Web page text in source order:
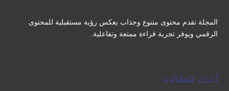
المجلة تقدم محتوى متنوع وجذاب يعكس رؤية مستقبلية للمحتوى
الرقمي ويوفر تجربة قراءة ممتعة وتفاعلية.
أحدث المقالات